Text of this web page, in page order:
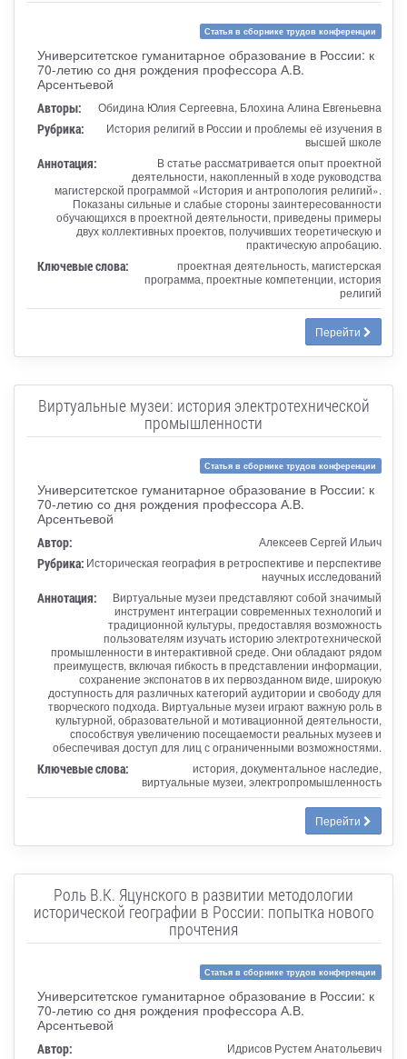
Статья в сборнике трудов конференции
Университетское гуманитарное образование в России: к
70-летию со дня рождения профессора А.В.
Арсентьевой
Авторы: Обидина Юлия Сергеевна, Блохина Алина Евгеньевна
Рубрика:
История религий в России и проблемы её изучения в
высшей школе
Аннотация:
В статье рассматривается опыт проектной
деятельности, накопленный в ходе руководства
магистерской программой «История и антропология религий».
Показаны сильные и слабые стороны заинтересованности
обучающихся в проектной деятельности, приведены примеры
двух коллективных проектов, получивших теоретическую и
практическую апробацию.
Ключевые слова:
проектная деятельность, магистерская
программа, проектные компетенции, история
религий
Перейти
Виртуальные музеи: история электротехнической
промышленности
Статья в сборнике трудов конференции
Университетское гуманитарное образование в России: к
70-летию со дня рождения профессора А.В.
Арсентьевой
Автор: Алексеев Сергей Ильич
Рубрика: Историческая география в ретроспективе и перспективе
научных исследований
Аннотация:
Виртуальные музеи представляют собой значимый
инструмент интеграции современных технологий и
традиционной культуры, предоставляя возможность
пользователям изучать историю электротехнической
промышленности в интерактивной среде. Они обладают рядом
преимуществ, включая гибкость в представлении информации,
сохранение экспонатов в их первозданном виде, широкую
доступность для различных категорий аудитории и свободу для
творческого подхода. Виртуальные музеи играют важную роль в
культурной, образовательной и мотивационной деятельности,
способствуя увеличению посещаемости реальных музеев и
обеспечивая доступ для лиц с ограниченными возможностями.
Ключевые слова:
история, документальное наследие,
виртуальные музеи, электропромышленность
Перейти
Роль В.К. Яцунского в развитии методологии
исторической географии в России: попытка нового
прочтения
Статья в сборнике трудов конференции
Университетское гуманитарное образование в России: к
70-летию со дня рождения профессора А.В.
Арсентьевой
Автор: Идрисов Рустем Анатольевич